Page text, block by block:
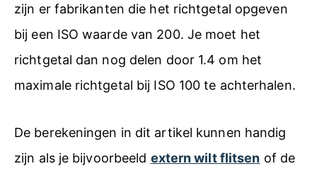
zijn er fabrikanten die het richtgetal opgeven
bij een ISO waarde van 200. Je moet het
richtgetal dan nog delen door 1.4 om het
maximale richtgetal bij ISO 100 te achterhalen.
De berekeningen in dit artikel kunnen handig
zijn als je bijvoorbeeld extern wilt flitsen of de